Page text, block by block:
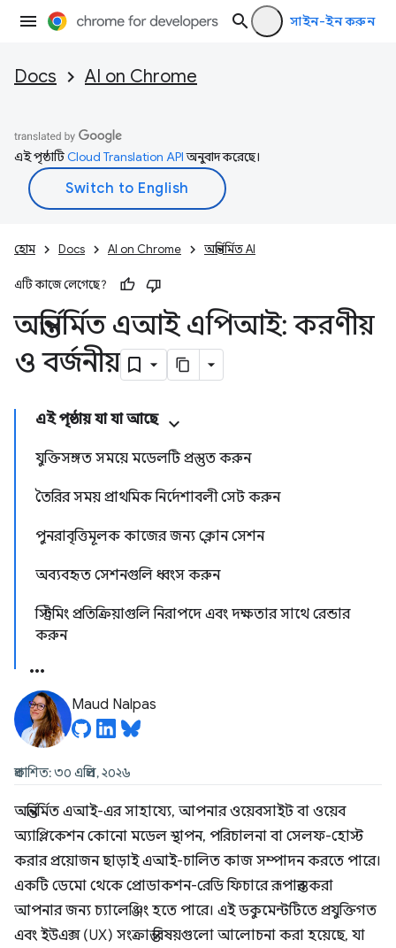
সাইন-ইন করুন
Docs AI on Chrome
এই পৃষ্ঠাটিCloud Translation APIঅনুবাদ করেছে।
হোম Docs AI on Chrome অন্তর্নির্মিত AI
এটি কাজে লেগেছে?
অন্তর্নির্মিত এআই এপিআই: করণীয়
ও বর্জনীয়
এই পৃষ্ঠায় যা যা আছে
যুক্তিসঙ্গত সময়ে মডেলটি প্রস্তুত করুন
তৈরির সময় প্রাথমিক নির্দেশাবলী সেট করুন
পুনরাবৃত্তিমূলক কাজের জন্য ক্লোন সেশন
অব্যবহৃত সেশনগুলি ধ্বংস করুন
স্ট্রিমিং প্রতিক্রিয়াগুলি নিরাপদে এবং দক্ষতার সাথে রেন্ডার
করুন
Maud Nalpas
প্রকাশিত: ৩০ এপ্রিল, ২০২৬
অন্তর্নির্মিত এআই-এর সাহায্যে, আপনার ওয়েবসাইট বা ওয়েব
অ্যাপ্লিকেশন কোনো মডেল স্থাপন, পরিচালনা বা সেলফ-হোস্ট
করার প্রয়োজন ছাড়াই এআই-চালিত কাজ সম্পাদন করতে পারে।
একটি ডেমো থেকে প্রোডাকশন-রেডি ফিচারে রূপান্তর করা
আপনার জন্য চ্যালেঞ্জিং হতে পারে। এই ডকুমেন্টটিতে প্রযুক্তিগত
এবং ইউএক্স (UX) সংক্রান্ত বিষয়গুলো আলোচনা করা হয়েছে, যা